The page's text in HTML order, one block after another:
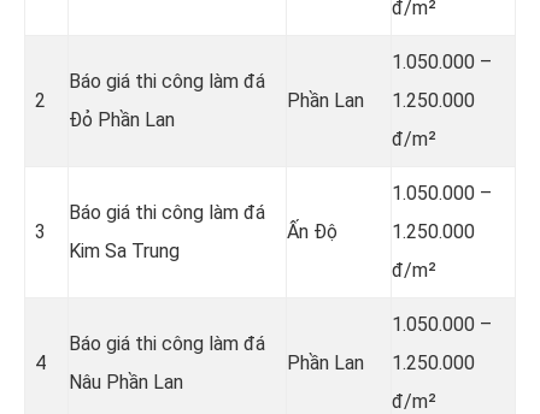
đ/m²
2
Báo giá thi công làm đá
Đỏ Phần Lan
Phần Lan
1.050.000 –
1.250.000
đ/m²
3
Báo giá thi công làm đá
Kim Sa Trung
Ấn Độ
1.050.000 –
1.250.000
đ/m²
4
Báo giá thi công làm đá
Nâu Phần Lan
Phần Lan
1.050.000 –
1.250.000
đ/m²